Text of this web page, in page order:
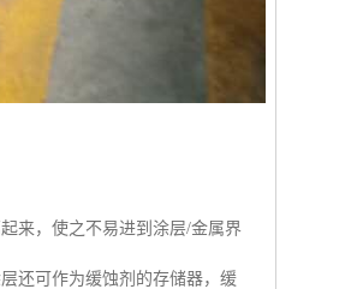
来，使之不易进到涂层/金属界
还可作为缓蚀剂的存储器，缓